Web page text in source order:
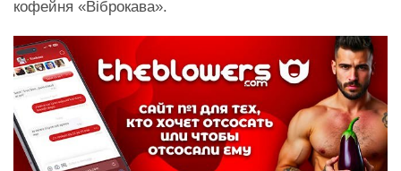
кофейня «Віброкава».